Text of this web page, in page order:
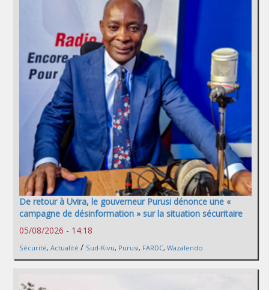
De retour à Uvira, le gouverneur Purusi dénonce une «
campagne de désinformation » sur la situation sécuritaire
05/08/2026 - 14:18
Sécurité, Actualité / Sud-Kivu, Purusi, FARDC, Wazalendo